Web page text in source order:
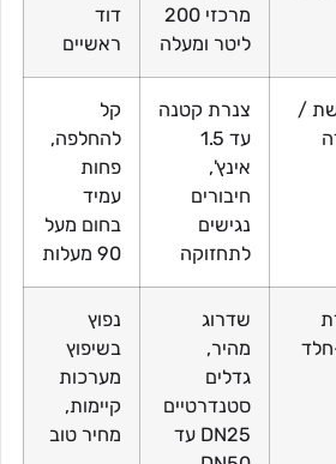
מרכזי 200
ליטר ומעלה
דוד
ראשיים
/
צנרת קטנה
עד 1.5
אינץ',
חיבורים
נגישים
לתחזוקה
קל
להחלפה,
פחות
עמיד
בחום מעל
90 מעלות
שדרוג
מהיר,
גדלים
סטנדרטיים
DN25 עד
נפוץ
בשיפוץ
מערכות
קיימות,
מחיר טוב